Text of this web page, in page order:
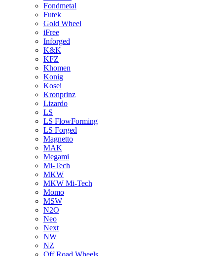
Fondmetal
Futek
Gold Wheel
iFree
Inforged
K&K
KFZ
Khomen
Konig
Kosei
Kronprinz
Lizardo
LS
LS FlowForming
LS Forged
Magnetto
MAK
Megami
Mi-Tech
MKW
MKW Mi-Tech
Momo
MSW
N2O
Neo
Next
NW
NZ
Off Road Wheels